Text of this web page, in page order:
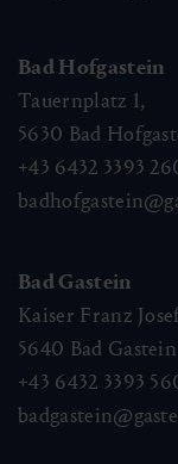
Bad Hofgastein
Tauernplatz 1,
5630 Bad
+43 6432 3393
Bad Gastein
Kaiser Franz
5640 Bad Gastein
+43 6432 3393